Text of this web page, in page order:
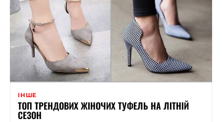
ІНШЕ
ТОП ТРЕНДОВИХ ЖІНОЧИХ ТУФЕЛЬ НА ЛІТНІЙ
СЕЗОН